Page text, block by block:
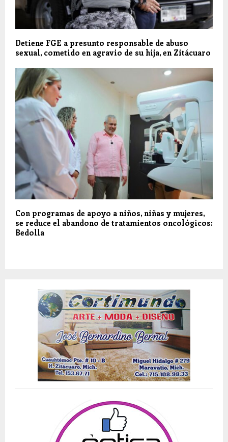
Detiene FGE a presunto responsable de abuso
sexual, cometido en agravio de su hija, en Zitácuaro
Con programas de apoyo a niños, niñas y mujeres,
se reduce el abandono de tratamientos oncológicos:
Bedolla